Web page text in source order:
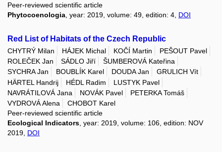
Peer-reviewed scientific article
Phytocoenologia , year: 2019, volume: 49, edition: 4, DOI
Red List of Habitats of the Czech Republic
CHYTRÝ Milan HÁJEK Michal KOČÍ Martin
PEŠOUT Pavel
ROLEČEK Jan
SÁDLO Jiří
ŠUMBEROVÁ Kateřina
SYCHRA Jan
BOUBLÍK Karel DOUDA Jan
GRULICH Vít
HÄRTEL Handrij
HÉDL Radim
LUSTYK Pavel
NAVRÁTILOVÁ Jana
NOVÁK Pavel
PETERKA Tomáš
VYDROVÁ Alena
CHOBOT Karel
Peer-reviewed scientific article
Ecological Indicators, year: 2019, volume: 106, edition: NOV
2019, DOI